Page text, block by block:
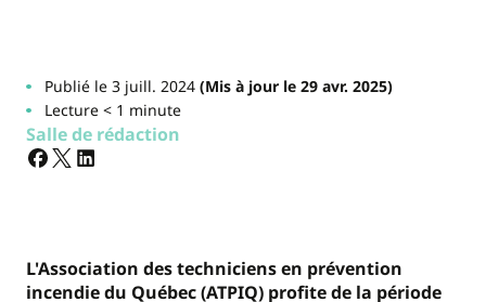
Publié le 3 juill. 2024(Mis à jour le 29 avr. 2025)
Lecture < 1 minute
Salle de rédaction
L'Association des techniciens en prévention
incendie du Québec (ATPIQ) profite de la période